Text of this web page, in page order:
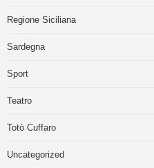
Regione Siciliana
Sardegna
Sport
Teatro
Totò Cuffaro
Uncategorized